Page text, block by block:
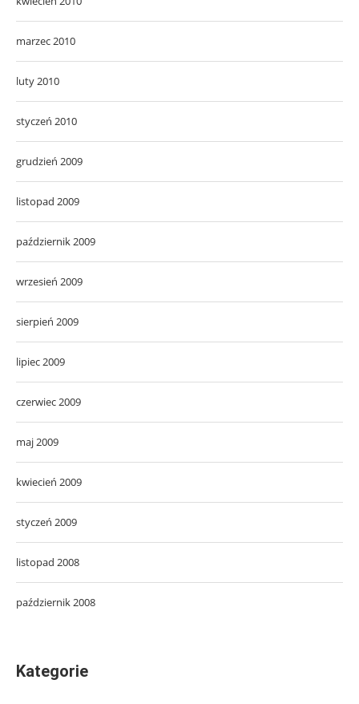
marzec 2010
luty 2010
styczeń 2010
grudzień 2009
listopad 2009
październik 2009
wrzesień 2009
sierpień 2009
lipiec 2009
czerwiec 2009
maj 2009
kwiecień 2009
styczeń 2009
listopad 2008
październik 2008
Kategorie